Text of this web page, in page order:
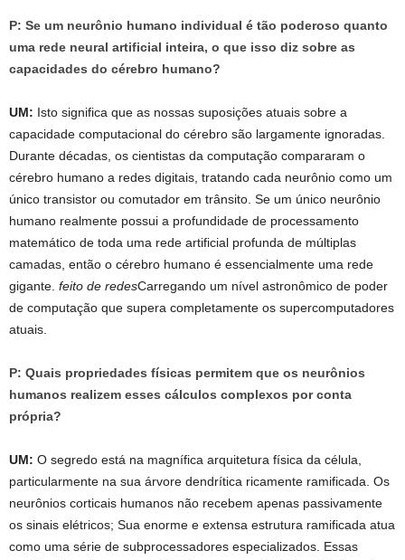
P: Se um neurônio humano individual é tão poderoso quanto
uma rede neural artificial inteira, o que isso diz sobre as
capacidades do cérebro humano?
UM: Isto significa que as nossas suposições atuais sobre a
capacidade computacional do cérebro são largamente ignoradas.
Durante décadas, os cientistas da computação compararam o
cérebro humano a redes digitais, tratando cada neurônio como um
único transistor ou comutador em trânsito. Se um único neurônio
humano realmente possui a profundidade de processamento
matemático de toda uma rede artificial profunda de múltiplas
camadas, então o cérebro humano é essencialmente uma rede
gigante. feito de redesCarregando um nível astronômico de poder
de computação que supera completamente os supercomputadores
atuais.
P: Quais propriedades físicas permitem que os neurônios
humanos realizem esses cálculos complexos por conta
própria?
UM: O segredo está na magnífica arquitetura física da célula,
particularmente na sua árvore dendrítica ricamente ramificada. Os
neurônios corticais humanos não recebem apenas passivamente
os sinais elétricos; Sua enorme e extensa estrutura ramificada atua
como uma série de subprocessadores especializados. Essas